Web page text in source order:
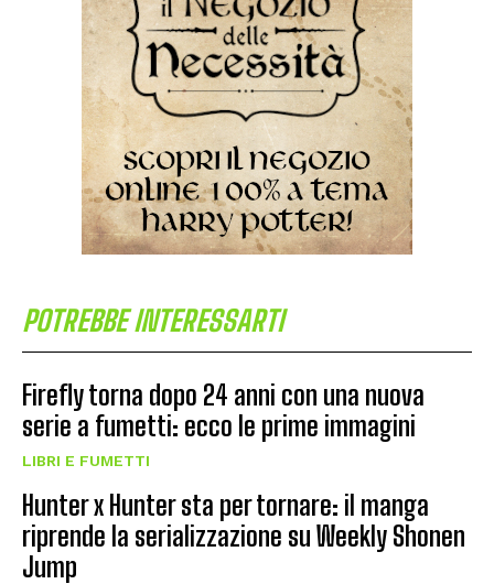
POTREBBE INTERESSARTI
Firefly torna dopo 24 anni con una nuova
serie a fumetti: ecco le prime immagini
LIBRI E FUMETTI
Hunter x Hunter sta per tornare: il manga
riprende la serializzazione su Weekly Shonen
Jump